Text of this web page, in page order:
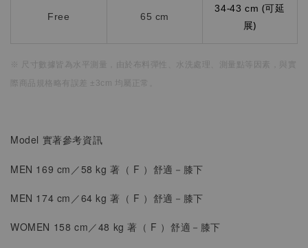
Free 65 cm
34-43 cm (可延
展)
※ 尺寸數據皆為水平測量， 由於布料彈性、水洗處理、測量點等因素，
際商品規格略有誤差 ±3cm 均屬正常。
Model 實著參考資訊
MEN 169 cm／58 kg 著（ F ） 舒適 －膝下
MEN 174 cm／64 kg 著（ F ） 舒適 － 膝下
WOMEN 158 cm／48 kg 著（ F ）舒適 － 膝下